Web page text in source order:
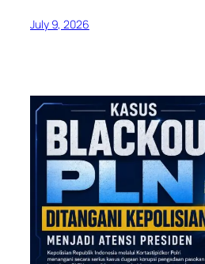
July 9, 2026